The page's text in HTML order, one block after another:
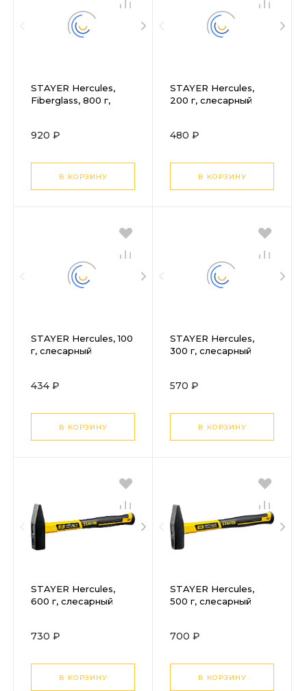
STAYER Hercules,
Fiberglass, 800 г,
08)
920 ₽
В КОРЗИНУ
STAYER Hercules,
200 г, слесарный
480 ₽
В КОРЗИНУ
STAYER Hercules, 100
г, слесарный
434 ₽
В КОРЗИНУ
STAYER Hercules,
300 г, слесарный
570 ₽
В КОРЗИНУ
STAYER Hercules,
600 г, слесарный
730 ₽
В КОРЗИНУ
STAYER Hercules,
500 г, слесарный
700 ₽
В КОРЗИНУ